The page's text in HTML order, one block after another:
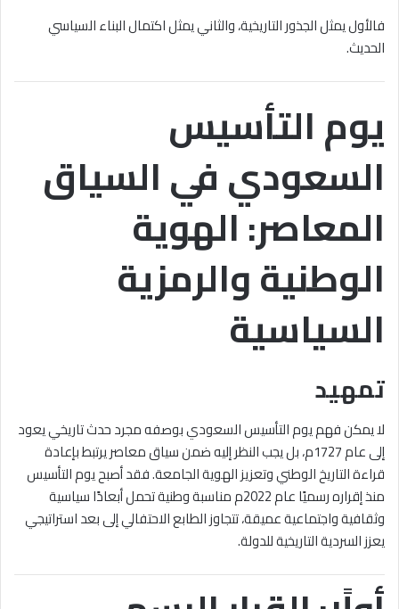
فالأول يمثل الجذور التاريخية، والثاني يمثل اكتمال البناء السياسي
الحديث.
يوم التأسيس
السعودي في السياق
المعاصر: الهوية
الوطنية والرمزية
السياسية
تمهيد
لا يمكن فهم يوم التأسيس السعودي بوصفه مجرد حدث تاريخي يعود
إلى عام 1727م، بل يجب النظر إليه ضمن سياق معاصر يرتبط بإعادة
قراءة التاريخ الوطني وتعزيز الهوية الجامعة. فقد أصبح يوم التأسيس
منذ إقراره رسميًا عام 2022م مناسبة وطنية تحمل أبعادًا سياسية
وثقافية واجتماعية عميقة، تتجاوز الطابع الاحتفالي إلى بعد استراتيجي
يعزز السردية التاريخية للدولة.